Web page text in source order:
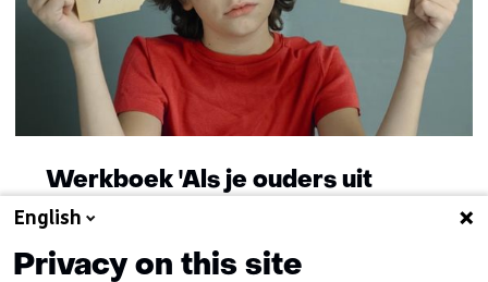
Werkboek 'Als je ouders uit
elkaar gaan'
English
Privacy on this site